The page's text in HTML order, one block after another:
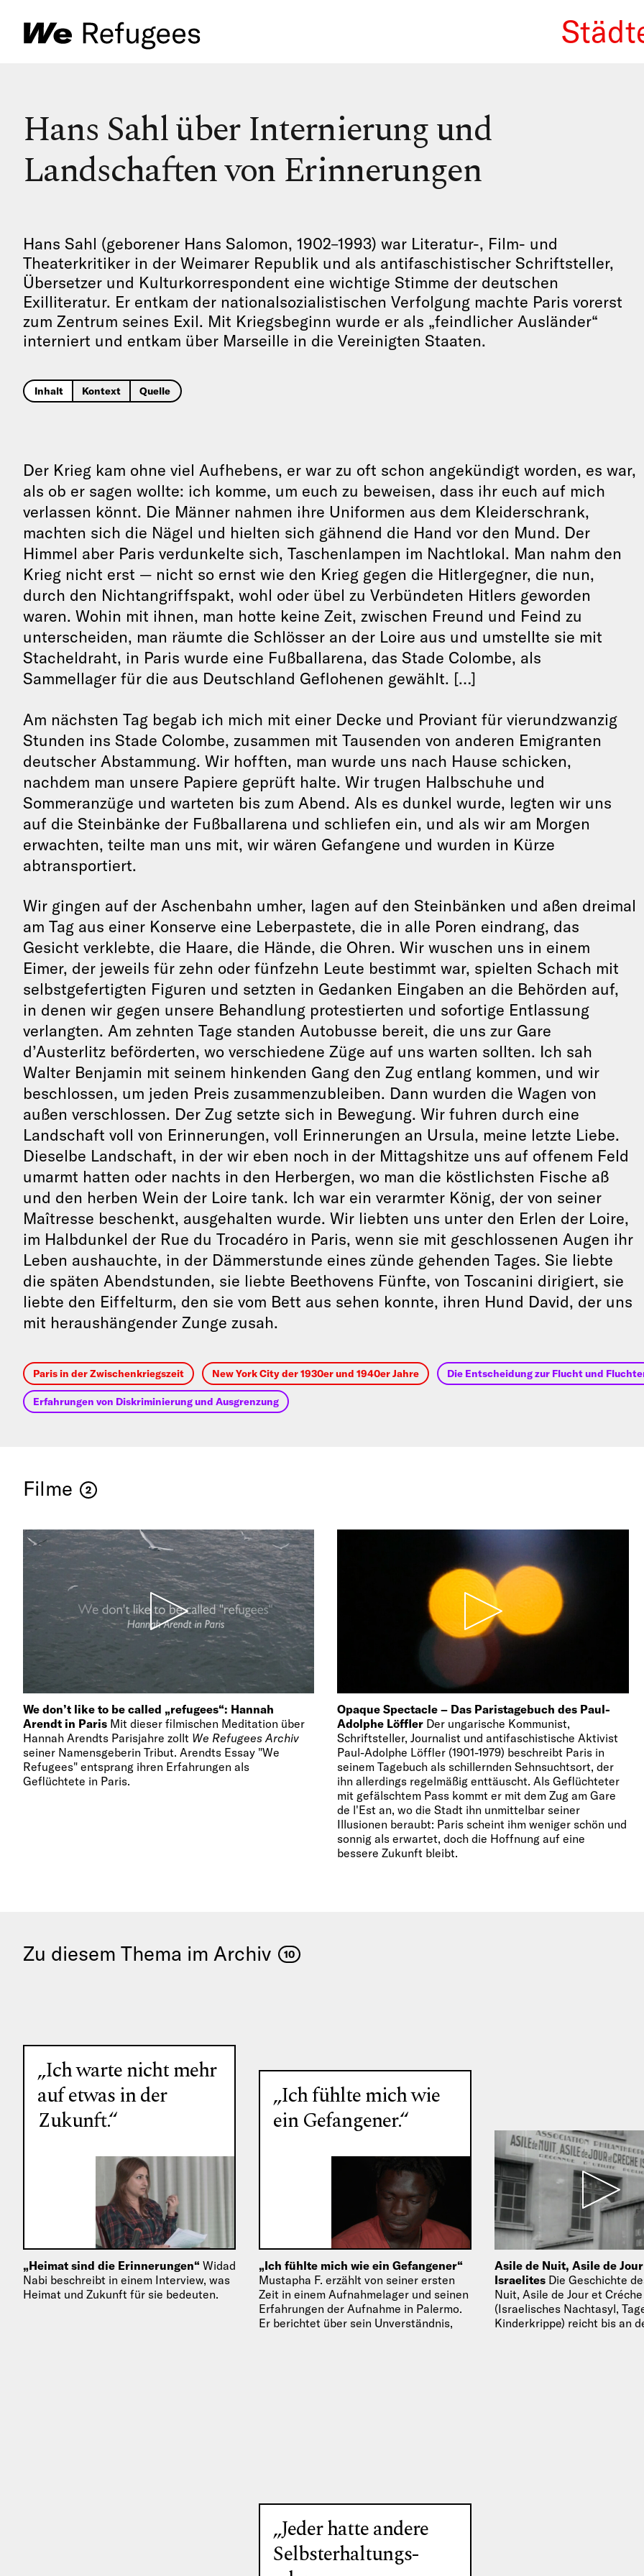
We
Hans Sahl über Internierung und
Landschaften von Erinnerungen
Hans Sahl (geborener Hans Salomon, 1902–1993) war Literatur-, Film- und
Theaterkritiker in der Weimarer Republik und als antifaschistischer Schriftsteller,
Übersetzer und Kulturkorrespondent eine wichtige Stimme der deutschen
Exilliteratur. Er entkam der nationalsozialistischen Verfolgung machte Paris vorerst
zum Zentrum seines Exil. Mit Kriegsbeginn wurde er als „feindlicher Ausländer“
interniert und entkam über Marseille in die Vereinigten Staaten.
Inhalt Kontext Quelle
Der Krieg kam ohne viel Aufhebens, er war zu oft schon angekündigt worden, es war,
als ob er sagen wollte: ich komme, um euch zu beweisen, dass ihr euch auf mich
verlassen könnt. Die Männer nahmen ihre Uniformen aus dem Kleiderschrank,
machten sich die Nägel und hielten sich gähnend die Hand vor den Mund. Der
Himmel aber Paris verdunkelte sich, Taschenlampen im Nachtlokal. Man nahm den
Krieg nicht erst — nicht so ernst wie den Krieg gegen die Hitlergegner, die nun,
durch den Nichtangriffspakt, wohl oder übel zu Verbündeten Hitlers geworden
waren. Wohin mit ihnen, man hotte keine Zeit, zwischen Freund und Feind zu
unterscheiden, man räumte die Schlösser an der Loire aus und umstellte sie mit
Stacheldraht, in Paris wurde eine Fußballarena, das Stade Colombe, als
Sammellager für die aus Deutschland Geflohenen gewählt. […]
Am nächsten Tag begab ich mich mit einer Decke und Proviant für vierundzwanzig
Stunden ins Stade Colombe, zusammen mit Tausenden von anderen Emigranten
deutscher Abstammung. Wir hofften, man wurde uns nach Hause schicken,
nachdem man unsere Papiere geprüft halte. Wir trugen Halbschuhe und
Sommeranzüge und warteten bis zum Abend. Als es dunkel wurde, legten wir uns
auf die Steinbänke der Fußballarena und schliefen ein, und als wir am Morgen
erwachten, teilte man uns mit, wir wären Gefangene und wurden in Kürze
abtransportiert.
Wir gingen auf der Aschenbahn umher, lagen auf den Steinbänken und aßen dreimal
am Tag aus einer Konserve eine Leberpastete, die in alle Poren eindrang, das
Gesicht verklebte, die Haare, die Hände, die Ohren. Wir wuschen uns in einem
Eimer, der jeweils für zehn oder fünfzehn Leute bestimmt war, spielten Schach mit
selbstgefertigten Figuren und setzten in Gedanken Eingaben an die Behörden auf,
in denen wir gegen unsere Behandlung protestierten und sofortige Entlassung
verlangten. Am zehnten Tage standen Autobusse bereit, die uns zur Gare
d’Austerlitz beförderten, wo verschiedene Züge auf uns warten sollten. Ich sah
Walter Benjamin mit seinem hinkenden Gang den Zug entlang kommen, und wir
beschlossen, um jeden Preis zusammenzubleiben. Dann wurden die Wagen von
außen verschlossen. Der Zug setzte sich in Bewegung. Wir fuhren durch eine
Landschaft voll von Erinnerungen, voll Erinnerungen an Ursula, meine letzte Liebe.
Dieselbe Landschaft, in der wir eben noch in der Mittagshitze uns auf offenem Feld
umarmt hatten oder nachts in den Herbergen, wo man die köstlichsten Fische aß
und den herben Wein der Loire tank. Ich war ein verarmter König, der von seiner
Maîtresse beschenkt, ausgehalten wurde. Wir liebten uns unter den Erlen der Loire,
im Halbdunkel der Rue du Trocadéro in Paris, wenn sie mit geschlossenen Augen ihr
Leben aushauchte, in der Dämmerstunde eines zünde gehenden Tages. Sie liebte
die späten Abendstunden, sie liebte Beethovens Fünfte, von Toscanini dirigiert, sie
liebte den Eiffelturm, den sie vom Bett aus sehen konnte, ihren Hund David, der uns
mit heraushängender Zunge zusah.
Paris in der Zwischenkriegszeit New York City der 1930er und 1940er Jahre Die Entscheidung zur Flucht und
Erfahrungen von Diskriminierung und Ausgrenzung
Filme 2
We don’t like to be called „refugees“: Hannah
Arendt in Paris Mit dieser filmischen Meditation über
Hannah Arendts Parisjahre zollt We Refugees Archiv
seiner Namensgeberin Tribut. Arendts Essay "We
Refugees" entsprang ihren Erfahrungen als
Geflüchtete in Paris.
Opaque Spectacle – Das Paristagebuch des Paul-
Adolphe Löffler Der ungarische Kommunist,
Schriftsteller, Journalist und antifaschistische Aktivist
Paul-Adolphe Löffler (1901-1979) beschreibt Paris in
seinem Tagebuch als schillernden Sehnsuchtsort, der
ihn allerdings regelmäßig enttäuscht. Als Geflüchteter
mit gefälschtem Pass kommt er mit dem Zug am Gare
de l'Est an, wo die Stadt ihn unmittelbar seiner
Illusionen beraubt: Paris scheint ihm weniger schön und
sonnig als erwartet, doch die Hoffnung auf eine
bessere Zukunft bleibt.
Zu diesem Thema im Archiv 10
„Ich warte nicht mehr
auf etwas in der
Zukunft.“
„Heimat sind die Erinnerungen“ Widad
Nabi beschreibt in einem Interview, was
Heimat und Zukunft für sie bedeuten.
„Ich fühlte mich wie
ein Gefangener.“
„Ich fühlte mich wie ein Gefangener“
Mustapha F. erzählt von seiner ersten
Zeit in einem Aufnahmelager und seinen
Erfahrungen der Aufnahme in Palermo.
Er berichtet über sein Unverständnis,
Asile de Nuit, Asile de
Israelites Die Geschichte
Nuit, Asile de Jour et
(Israelisches Nachtasyl,
Kinderkrippe) reicht bis an
„Jeder hatte andere
Selbsterhaltungs-